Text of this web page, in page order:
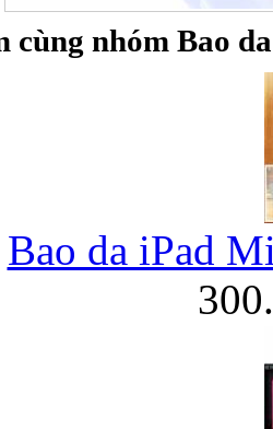
cùng nhóm Bao
Bao da iPad